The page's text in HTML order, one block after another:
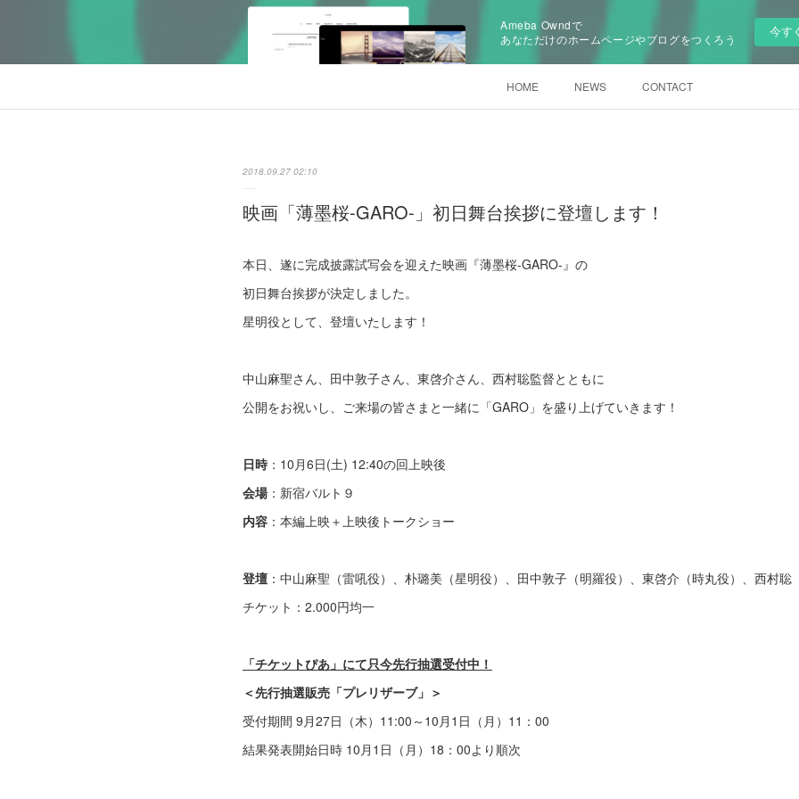
Ameba Owndで
あなただけのホームページやブログをつくろう
今す
HOME NEWS CONTACT
2018.09.27 02:10
映画「薄墨桜-GARO-」初日舞台挨拶に登壇します！
本日、遂に完成披露試写会を迎えた映画『薄墨桜-GARO-』の
初日舞台挨拶が決定しました。
星明役として、登壇いたします！
中山麻聖さん、田中敦子さん、東啓介さん、西村聡監督とともに
公開をお祝いし、ご来場の皆さまと一緒に「GARO」を盛り上げていきます！
日時 ：10月6日(土) 12:40の回上映後
会場：新宿バルト９
内容 ：本編上映＋上映後トークショー
登壇 ：中山麻聖（雷吼役）、朴璐美（星明役）、田中敦子（明羅役）、東啓介（時丸役）、西村聡
チケット：2.000円均一
「チケットぴあ」にて只今先行抽選受付中！
＜先行抽選販売「プレリザーブ」＞
受付期間 9月27日（木）11:00～10月1日（月）11：00
結果発表開始日時 10月1日（月）18：00より順次